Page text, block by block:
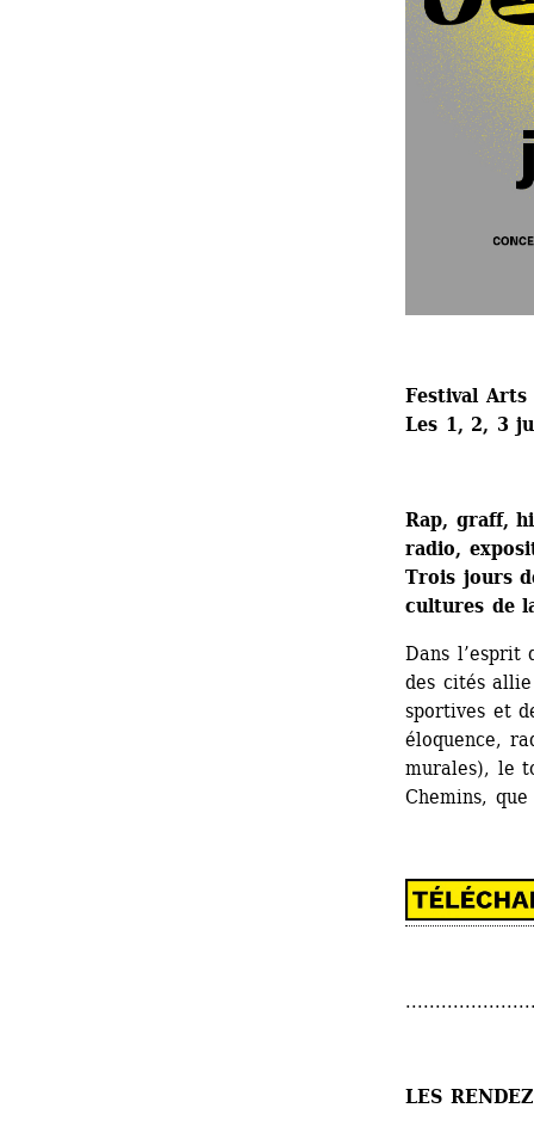
Festival Arts
Les 1, 2, 3
Rap, graff,
radio,
Trois jours
cultures de
Dans l’esprit
des cités
sportives et
éloquence,
murales), le
Chemins,
LES